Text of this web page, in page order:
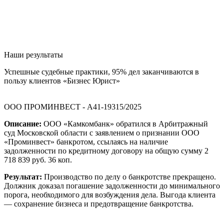
Наши результаты
Успешные судебные практики, 95% дел заканчиваются в
пользу клиентов «Бизнес Юрист»
ООО ПРОМИНВЕСТ - А41-19315/2025
Описание: ООО «Камкомбанк» обратился в Арбитражный
суд Московской области с заявлением о признании ООО
«Проминвест» банкротом, ссылаясь на наличие
задолженности по кредитному договору на общую сумму 2
718 839 руб. 36 коп.
Результат: Производство по делу о банкротстве прекращено.
Должник доказал погашение задолженности до минимального
порога, необходимого для возбуждения дела. Выгода клиента
— сохранение бизнеса и предотвращение банкротства.